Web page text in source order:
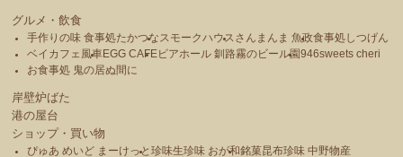
グルメ・飲食
手作りの味 食事処たかつな スモークハウス さんまんま 魚政食事処しつげん
ベイカフェ風車EGG CAFE ビアホール 釧路霧のビール園946sweets cheri
お食事処 鬼の居ぬ間に
岸壁炉ばた
港の屋台
ショップ・買い物
ぴゅあ めいど まーけっと珍味生珍味 おが和銘菓昆布珍味 中野物産